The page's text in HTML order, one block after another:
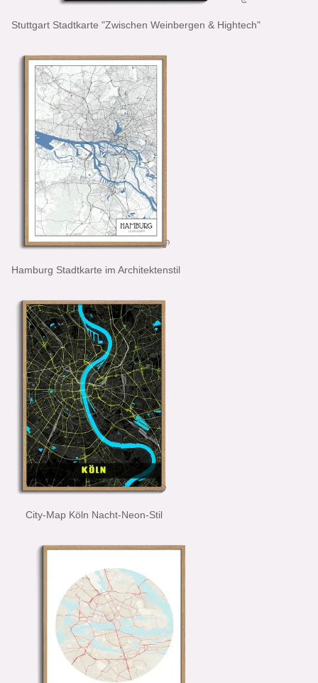
Stuttgart Stadtkarte "Zwischen Weinbergen & Hightech"
Hamburg Stadtkarte im Architektenstil
City-Map Köln Nacht-Neon-Stil